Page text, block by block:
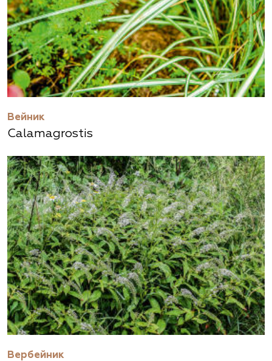
Вейник
Calamagrostis
Вербейник